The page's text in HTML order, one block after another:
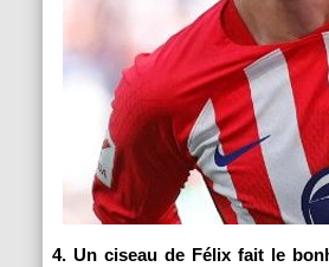
4. Un ciseau de Félix fait le